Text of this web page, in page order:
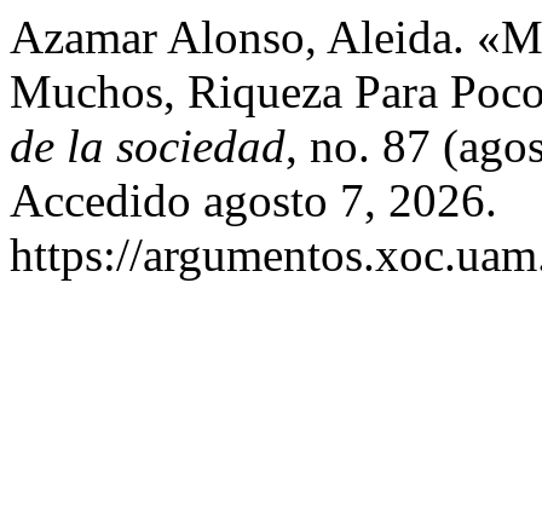
Azamar Alonso, Aleida.
Muchos, Riqueza Para
de la sociedad, no. 87
Accedido agosto 7, 2026.
https://